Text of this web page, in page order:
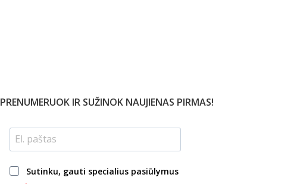
PRENUMERUOK IR SUŽINOK NAUJIENAS PIRMAS!
Sutinku, gauti specialius pasiūlymus